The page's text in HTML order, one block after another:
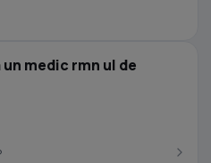
medic rmn ul de